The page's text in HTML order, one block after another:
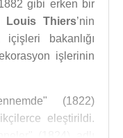
1882 gibi erken bir
Louis Thiers’nin
bakanlığı
işlerinin
(1822)
eleştirildi.